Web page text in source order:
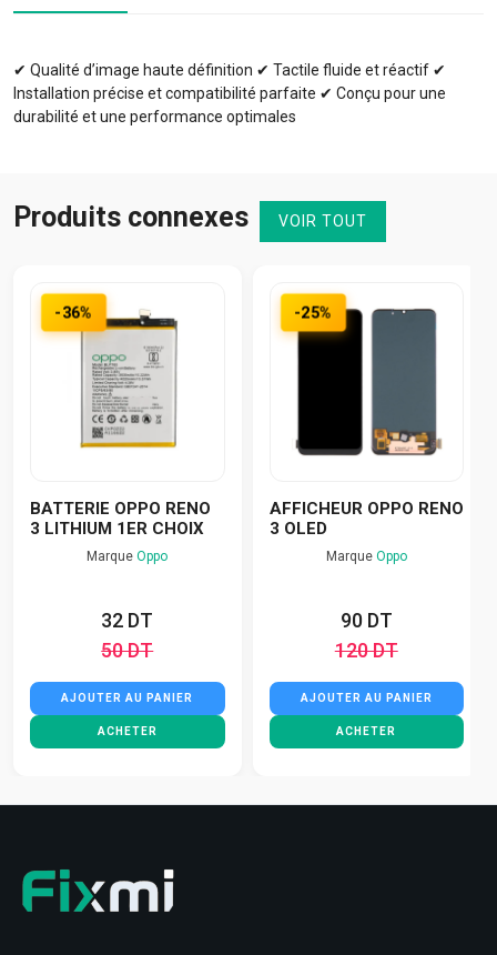
✔ Qualité d’image haute définition ✔ Tactile fluide et réactif ✔
Installation précise et compatibilité parfaite ✔ Conçu pour une
durabilité et une performance optimales
Produits connexes VOIR TOUT
-36%
BATTERIE OPPO RENO
3 LITHIUM 1ER CHOIX
MarqueOppo
32 DT
50 DT
AJOUTER AU PANIER
ACHETER
-25%
AFFICHEUR OPPO RENO
3 OLED
Marque Oppo
90 DT
120 DT
AJOUTER AU PANIER
ACHETER